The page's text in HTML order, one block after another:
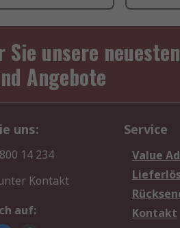
Sie unsere neuesten
Angebote
uns:
14 234
Kontakt
auf:
Service
Value
Kontakt